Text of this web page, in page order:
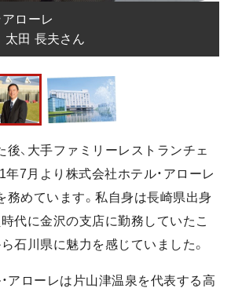
アローレ
太田 長夫さん
、大手ファミリーレストランチェ
年7月より株式会社ホテル・アローレ
務めています。私自身は長崎県出身
代に金沢の支店に勤務していたこ
石川県に魅力を感じていました。
アローレは片山津温泉を代表する高